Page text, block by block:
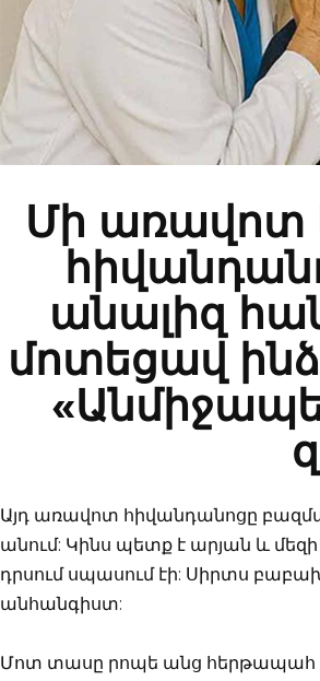
Մի առավոտ
անալիզ
մոտեցավ
Այդ առավոտ հիվանդանոցը
անում: Կինս պետք է արյան և
դրսում սպասում էի: Սիրտս
անհանգիստ:
Մոտ տասը րոպե անց հերթապահ